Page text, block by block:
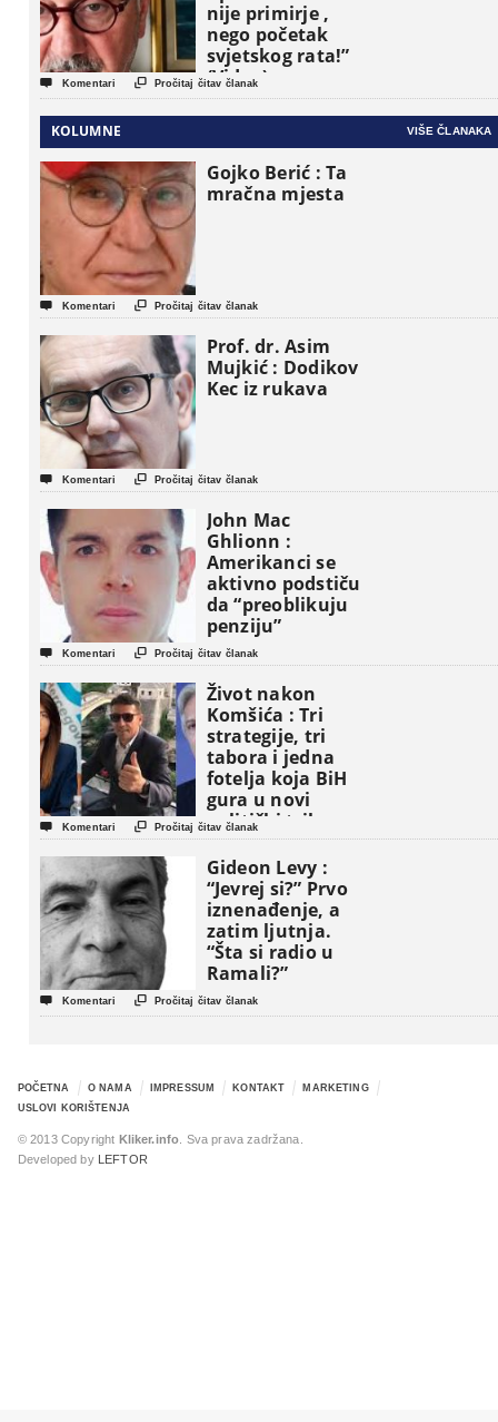
nije primirje ,
nego početak
svjetskog rata!”
(Video)
 Komentari  Pročitaj čitav članak
KOLUMNE VIŠE ČLANAKA
Gojko Berić : Ta
mračna mjesta
 Komentari  Pročitaj čitav članak
Prof. dr. Asim
Mujkić : Dodikov
Kec iz rukava
 Komentari  Pročitaj čitav članak
John Mac
Ghlionn :
Amerikanci se
aktivno podstiču
da “preoblikuju
penziju”
 Komentari  Pročitaj čitav članak
Život nakon
Komšića : Tri
strategije, tri
tabora i jedna
fotelja koja BiH
gura u novi
politički triler
 Komentari  Pročitaj čitav članak
Gideon Levy :
“Jevrej si?” Prvo
iznenađenje, a
zatim ljutnja.
“Šta si radio u
Ramali?”
 Komentari  Pročitaj čitav članak
POČETNA O NAMA IMPRESSUM KONTAKT
MARKETING
USLOVI KORIŠTENJA
© 2013 Copyright Kliker.info . Sva prava zadržana.
Developed by
LEFTOR